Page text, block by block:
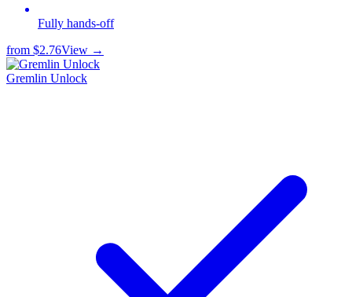
Fully hands-off
from $2.76View →
Gremlin Unlock